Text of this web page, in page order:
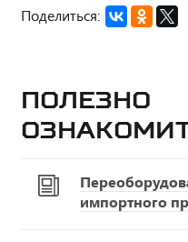
Поделиться:
Полезно
импортного